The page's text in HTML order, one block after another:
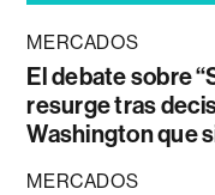
MERCADOS
El debate sobre
resurge tras
Washington que
MERCADOS